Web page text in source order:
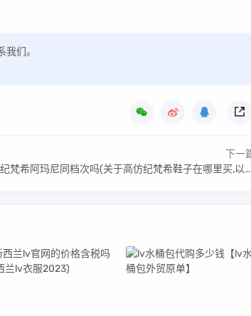
们。
下一
希阿玛尼同档次吗(关于高仿纪梵希鞋子在哪里买,以假乱真大概一般多少钱?)